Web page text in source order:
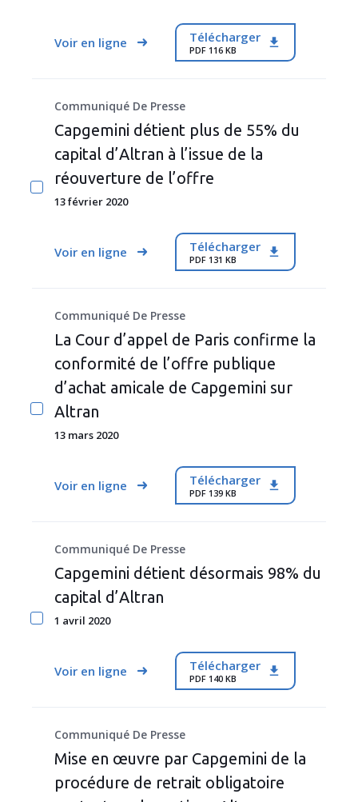
CAPGEMINI.COM INVESTISSEURS
Voir en ligne Télécharger
PDF 116 KB
Communiqué De Presse
Capgemini détient plus de 55% du
capital d’Altran à l’issue de la
réouverture de l’offre
13 février 2020
Voir en ligne Télécharger
PDF 131 KB
Communiqué De Presse
La Cour d’appel de Paris confirme la
conformité de l’offre publique
d’achat amicale de Capgemini sur
Altran
13 mars 2020
Voir en ligne Télécharger
PDF 139 KB
Communiqué De Presse
Capgemini détient désormais 98% du
capital d’Altran
1 avril 2020
Voir en ligne Télécharger
PDF 140 KB
Communiqué De Presse
Mise en œuvre par Capgemini de la
procédure de retrait obligatoire